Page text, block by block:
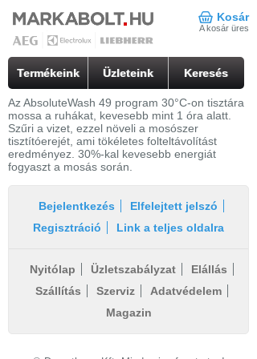
Kosár
A kosár üres
Termékeink Üzleteink Keresés
Az AbsoluteWash 49 program 30°C-on tisztára
mossa a ruhákat, kevesebb mint 1 óra alatt.
Szűri a vizet, ezzel növeli a mosószer
tisztítóerejét, ami tökéletes folteltávolítást
eredményez. 30%-kal kevesebb energiát
fogyaszt a mosás során.
Bejelentkezés
Elfelejtett jelszó
Regisztráció
Link a teljes oldalra
Nyitólap Üzletszabályzat
Elállás
Szállítás
Szerviz
Adatvédelem
Magazin